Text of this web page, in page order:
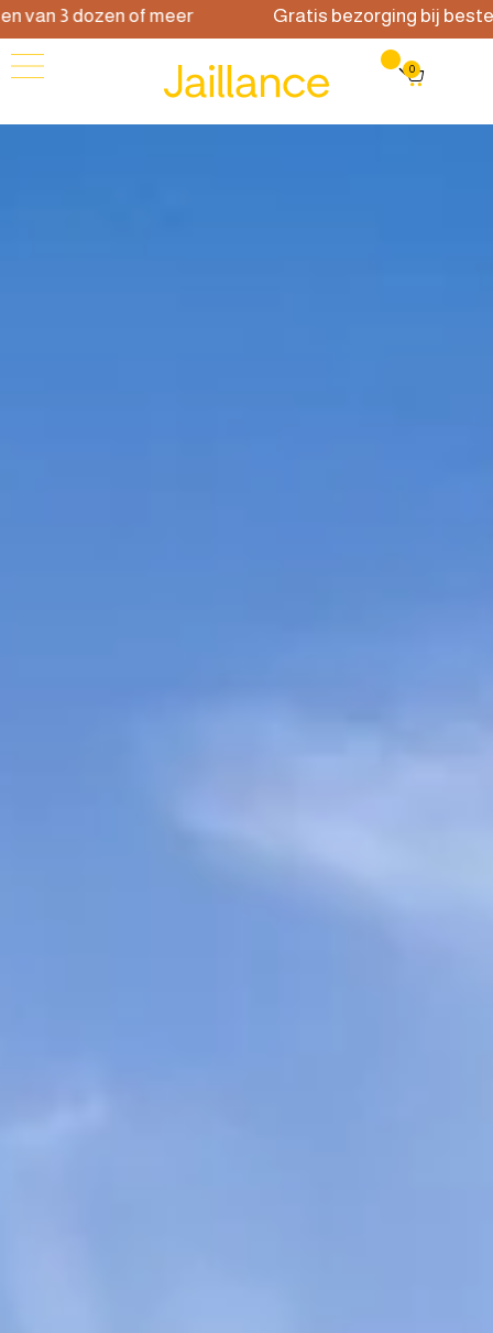
3 dozen of meer Gratis bezorging bij
0